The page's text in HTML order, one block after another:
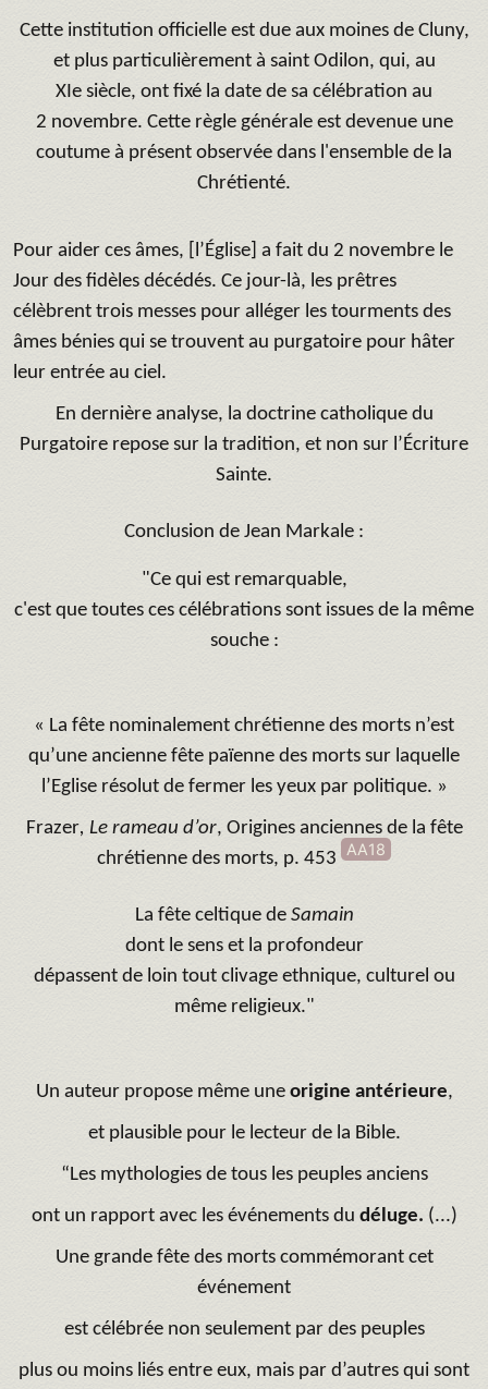
Cette institution officielle est due auxmoines de Cluny,
et plus particulièrement à saint Odilon, qui, au
XIe siècle, ont fixé la date de sa célébration au
2 novembre. Cette règle générale est devenue une
coutume à présent observée dans l'ensemble de la
Chrétienté.
Pour aider ces âmes, [l’Église] a fait du 2 novembre le
Jour des fidèles décédés. Ce jour-là, les prêtres
célèbrent trois messes pour alléger les tourments des
âmes bénies qui se trouvent au purgatoire pour hâter
leur entrée au ciel.
En dernière analyse, la doctrine catholique du
Purgatoire repose sur la tradition, et non sur l’Écriture
Sainte.
Conclusion de Jean Markale :
"Ce qui est remarquable,
c'est que toutes ces célébrations sont issues de la même
souche :
« La fête nominalement chrétienne des morts n’est
qu’une ancienne fête païenne des morts sur laquelle
l’Eglise résolut de fermer les yeux par politique. »
Frazer, Le rameau d’or, Origines anciennes de la fête
chrétienne des morts, p. 453
AA18
La fête celtique de Samain
dont le sens et la profondeur
dépassent de loin tout clivage ethnique, culturel ou
même religieux."
Un auteur propose même une origine antérieure,
et plausible pour le lecteur de la Bible.
“Les mythologies de tous les peuples anciens
ont un rapport avec les événements du déluge. (...)
Une grande fête des morts commémorant cet
événement
est célébrée non seulement par des peuples
plus ou moins liés entre eux, mais par d’autres qui sont